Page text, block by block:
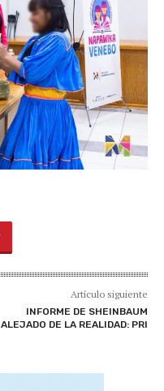
Artículo siguiente
INFORME DE SHEINBAUM
ALEJADO DE LA REALIDAD: PRI